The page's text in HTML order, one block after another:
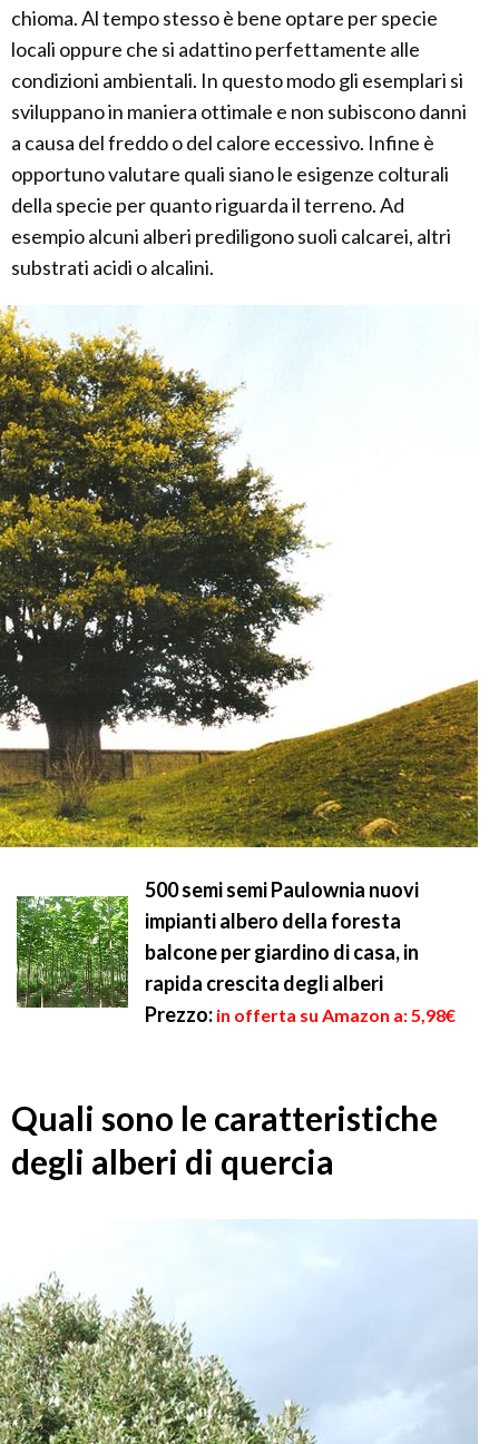
chioma. Al tempo stesso è bene optare per specie
locali oppure che si adattino perfettamente alle
condizioni ambientali. In questo modo gli esemplari si
sviluppano in maniera ottimale e non subiscono danni
a causa del freddo o del calore eccessivo. Infine è
opportuno valutare quali siano le esigenze colturali
della specie per quanto riguarda il terreno. Ad
esempio alcuni alberi prediligono suoli calcarei, altri
substrati acidi o alcalini.
500 semi semi Paulownia nuovi
impianti albero della foresta
balcone per giardino di casa, in
rapida crescita degli alberi
Prezzo: in offerta su Amazon a: 5,98€
Quali sono le caratteristiche
degli alberi di quercia